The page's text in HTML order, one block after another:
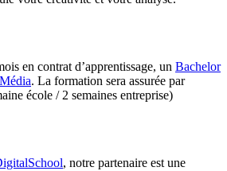
en contrat d’apprentissage, un Bachelor
. La formation sera assurée par
école / 2 semaines entreprise)
, notre partenaire est une